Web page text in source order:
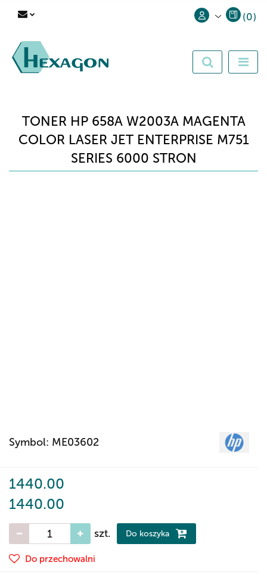
Zarejestruj się
(0)
TONER HP 658A W2003A MAGENTA
COLOR LASER JET ENTERPRISE M751
SERIES 6000 STRON
Symbol: ME03602
1440.00
1440.00
szt. Do koszyka
Do przechowalni